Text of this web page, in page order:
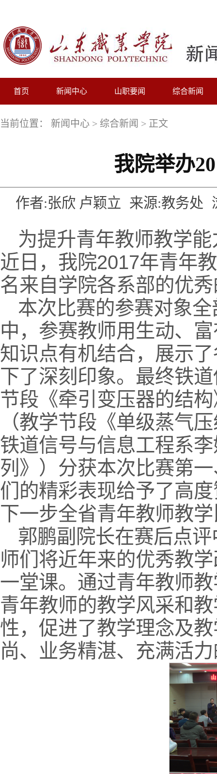
首页 新闻中心 山职要闻 综合新闻
当前位置： 新闻中心 > 综合新闻 > 正文
我院举办
作者:张欣 卢颖立 来源:教务处
为提升青年教师教学
近日，我院2017年青年
名来自学院各系部的优
本次比赛的参赛对象
中，参赛教师用生动、
知识点有机结合，展示
下了深刻印象。最终铁
节段《牵引变压器的结
（教学节段《单级蒸气
铁道信号与信息工程系
列》）分获本次比赛第
们的精彩表现给予了高
下一步全省青年教师教
郭鹏副院长在赛后点
师们将近年来的优秀教
一堂课。通过青年教师
青年教师的教学风采和
性，促进了教学理念及
尚、业务精湛、充满活